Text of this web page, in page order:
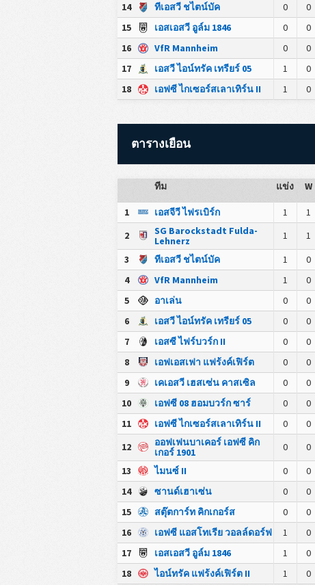
14
ทีเอสวี ชไตน์บัค 0 0
15
เอสเอสวี อูล์ม 1846 0 0
16
VfR Mannheim 0 0
17
เอสวี ไอน์ทรัค เทรียร์ 05 1 0
18
เอฟซี ไกเซอร์สเลาเทิร์น II 1 0
ตารางเยือน
ทีม แข่ง W
1 เอสจีวี ไฟรเบิร์ก 1 1
2
SG Barockstadt Fulda-
Lehnerz
1 1
3
ทีเอสวี ชไตน์บัค 1 0
4
VfR Mannheim 1 0
5
อาเล่น 0 0
6
เอสวี ไอน์ทรัค เทรียร์ 05 0 0
7
เอสซี ไฟร์บวร์ก II 0 0
8
เอฟเอสเฟา แฟร้งค์เฟิร์ต 0 0
9
เคเอสวี เฮสเซ่น คาสเซิล 0 0
10
เอฟซี 08 ฮอมบวร์ก ซาร์ 0 0
11
เอฟซี ไกเซอร์สเลาเทิร์น II 0 0
12
ออฟเฟนบาเคอร์ เอฟซี คิก
เกอร์ 1901
0 0
13
ไมนซ์ II 0 0
14
ซานด์เฮาเซ่น 0 0
15
สตุ๊ตการ์ท คิกเกอร์ส 0 0
16
เอฟซี แอสโทเรีย วอลล์ดอร์ฟ 1 0
17
เอสเอสวี อูล์ม 1846 1 0
18
ไอน์ทรัค แฟร้งค์เฟิร์ต II 1 0